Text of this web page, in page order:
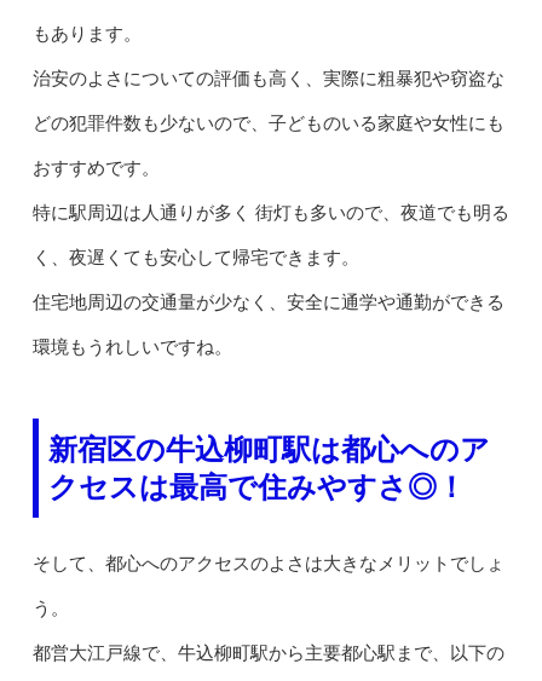
もあります。
治安のよさについての評価も高く、実際に粗暴犯や窃盗な
どの犯罪件数も少ないので、子どものいる家庭や女性にも
おすすめです。
特に駅周辺は人通りが多く 街灯も多いので、夜道でも明る
く、夜遅くても安心して帰宅できます。
住宅地周辺の交通量が少なく、安全に通学や通勤ができる
環境もうれしいですね。
新宿区の牛込柳町駅は都心へのア
クセスは最高で住みやすさ◎！
そして、都心へのアクセスのよさは大きなメリットでしょ
う。
都営大江戸線で、牛込柳町駅から主要都心駅まで、以下の